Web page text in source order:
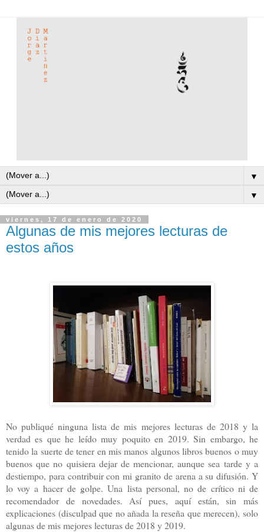
▼
▼
viernes, 17 de enero de 2020
Algunas de mis mejores lecturas de
estos años
No publiqué ninguna lista de mis mejores lecturas de 2018 y la
verdad es que he leído muy poquito en 2019. Sin embargo, he
tenido la suerte de tener en mis manos algunos libros buenos o muy
buenos que no quisiera dejar de mencionar, aunque sea tarde y a
destiempo, para contribuir con mi granito de arena a su difusión. Y
lo voy a hacer de golpe. Una lista personal, no de crítico ni de
recomendador de novedades. Así pues, aquí están, sin más
explicaciones (disculpad que no añada la reseña que merecen), solo
algunas de mis mejores lecturas de 2018 y 2019.